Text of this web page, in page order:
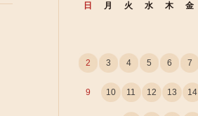
日 月 火 水 木 金
2 3 4 5 6 7
9 10 11 12 13 14